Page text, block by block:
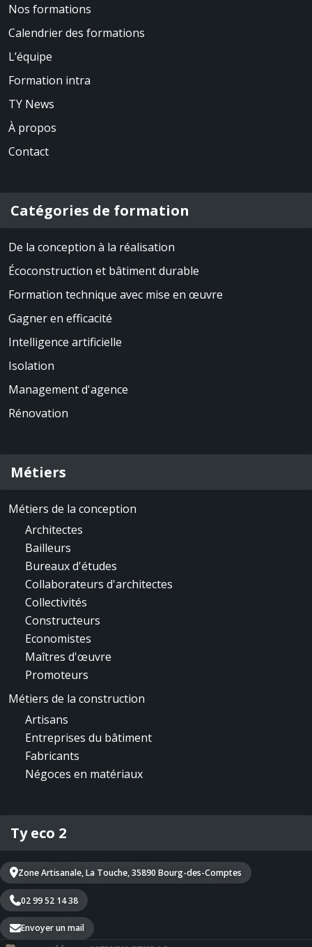
Nos formations
Calendrier des formations
L’équipe
Formation intra
TY News
À propos
Contact
Catégories de formation
De la conception à la réalisation
Écoconstruction et bâtiment durable
Formation technique avec mise en œuvre
Gagner en efficacité
Intelligence artificielle
Isolation
Management d'agence
Rénovation
Métiers
Métiers de la conception
Architectes
Bailleurs
Bureaux d'études
Collaborateurs d'architectes
Collectivités
Constructeurs
Economistes
Maîtres d'œuvre
Promoteurs
Métiers de la construction
Artisans
Entreprises du bâtiment
Fabricants
Négoces en matériaux
Ty eco 2
Zone Artisanale, La Touche, 35890 Bourg-des-Comptes
02 99 52 14 38
Envoyer un mail